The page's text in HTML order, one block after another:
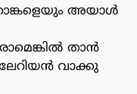
അയാള്‍
താന്‍
വാക്കു